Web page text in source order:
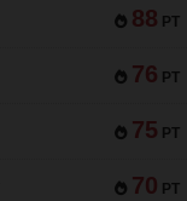
88 PT
76 PT
75 PT
70 PT